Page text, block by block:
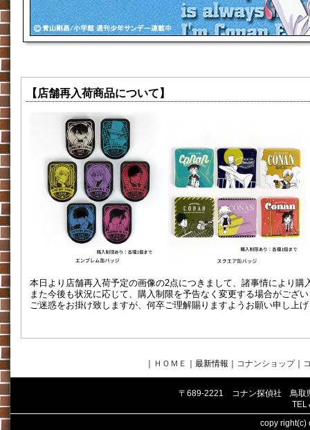
【店舗再入荷商品について】
本日より店舗再入荷予定の画像の2点につきまして、諸事情により購
また今後も状況に応じて、購入制限を予告なく変更する場合がござ
ご迷惑をお掛け致しますが、何卒ご理解賜りますようお願い申し上
ＨＯＭＥ ｜最新情報 コナンショップ｜
〒689-2221 コナン探偵社 鳥取
TEL
copy right(c)